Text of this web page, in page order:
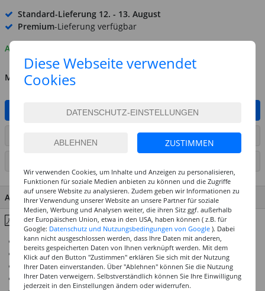
Standard-Lieferung 12. - 13. August
Premium-Lieferung verfügbar
Auf Lager
MENGE
IN DEN WARENKORB
ARTIKEL AUF WUNSCHLISTE SETZEN
ARTIKEL MERKMALE & DETAILS
Inhaltsstoffe & Hinweise
Ausschließlich 4 und 5 Sterne Lichtechtheit
Deckkraft für brillante Mischungen
Höchste Ergiebigkeit und beste Vermalbarkeit
Wasserfest und höchst beständig nach Trocknung
Diese Webseite verwendet
Cookies
ZUSTIMMEN
Wir verwenden Cookies, um Inhalte und Anzeigen zu personalisieren,
Funktionen für soziale Medien anbieten zu können und die Zugriffe
auf unsere Website zu analysieren. Zudem geben wir Informationen zu
Ihrer Verwendung unserer Website an unsere Partner für soziale
Medien, Werbung und Analysen weiter, die ihren Sitz ggf. außerhalb
der Europäischen Union, etwa in den USA, haben können ( z.B. für
Google: Datenschutz und Nutzungsbedingungen von Google ). Dabei
kann nicht ausgeschlossen werden, dass Ihre Daten mit anderen,
bereits gespeicherten Daten von Ihnen verknüpft werden. Mit dem
Klick auf den Button "Zustimmen" erklären Sie sich mit der Nutzung
Ihrer Daten einverstanden. Über "Ablehnen" können Sie die Nutzung
Ihrer Daten verweigern. Selbstverständlich können Sie Ihre Einwilligung
jederzeit in den Einstellungen ändern oder widerrufen.